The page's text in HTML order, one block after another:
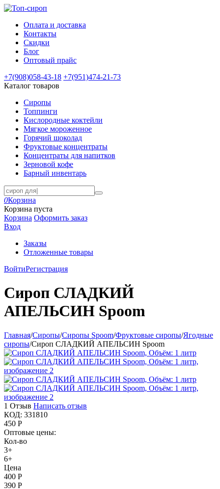
Оплата и доставка
Контакты
Скидки
Блог
Оптовый прайс
+7(908)058-43-18 +7(951)474-21-73
Каталог товаров
Сиропы
Топпинги
Кислородные коктейли
Мягкое мороженное
Горячий шоколад
Фруктовые концентраты
Концентраты для напитков
Зерновой кофе
Барный инвентарь
0Корзина
Корзина пуста
Корзина Оформить заказ
Вход
Заказы
Отложенные товары
ВойтиРегистрация
Сироп СЛАДКИЙ
АПЕЛЬСИН Spoom
Главная/Сиропы/Сиропы Spoom/Фруктовые сиропы/Ягодные
сиропы/Сироп СЛАДКИЙ АПЕЛЬСИН Spoom
1 Отзыв Написать отзыв
КОД: 331810
450 Р
Оптовые цены:
Кол-во
3+
6+
Цена
400 Р
390 Р